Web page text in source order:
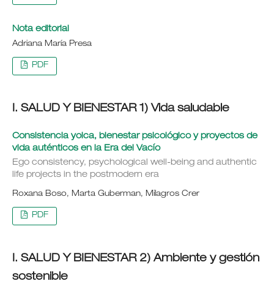
Nota editorial
Adriana María Presa
PDF
I. SALUD Y BIENESTAR 1) Vida saludable
Consistencia yoica, bienestar psicológico y proyectos de
vida auténticos en la Era del Vacío
Ego consistency, psychological well-being and authentic
life projects in the postmodern era
Roxana Boso, Marta Guberman, Milagros Crer
PDF
I. SALUD Y BIENESTAR 2) Ambiente y gestión
sostenible